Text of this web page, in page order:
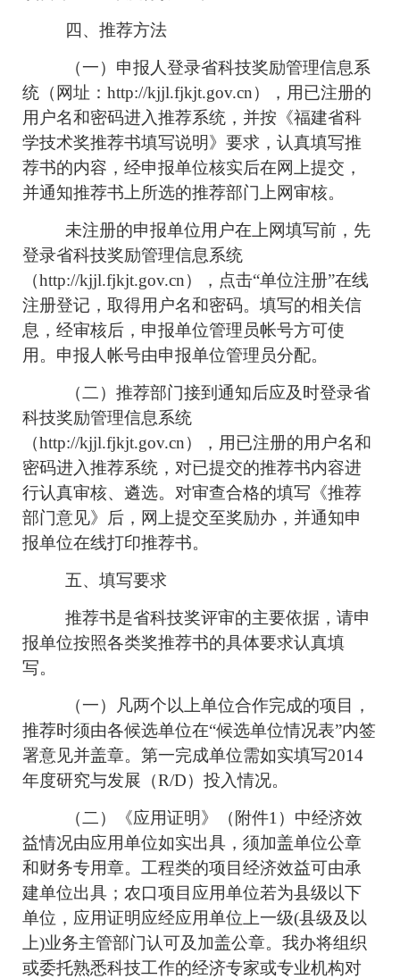
四、推荐方法
（一）申报人登录省科技奖励管理信息系
统（网址：http://kjjl.fjkjt.gov.cn），用已注册的
用户名和密码进入推荐系统，并按《福建省科
学技术奖推荐书填写说明》要求，认真填写推
荐书的内容，经申报单位核实后在网上提交，
并通知推荐书上所选的推荐部门上网审核。
未注册的申报单位用户在上网填写前，先
登录省科技奖励管理信息系统
（http://kjjl.fjkjt.gov.cn），点击“单位注册”在线
注册登记，取得用户名和密码。填写的相关信
息，经审核后，申报单位管理员帐号方可使
用。申报人帐号由申报单位管理员分配。
（二）推荐部门接到通知后应及时登录省
科技奖励管理信息系统
（http://kjjl.fjkjt.gov.cn），用已注册的用户名和
密码进入推荐系统，对已提交的推荐书内容进
行认真审核、遴选。对审查合格的填写《推荐
部门意见》后，网上提交至奖励办，并通知申
报单位在线打印推荐书。
五、填写要求
推荐书是省科技奖评审的主要依据，请申
报单位按照各类奖推荐书的具体要求认真填
写。
（一）凡两个以上单位合作完成的项目，
推荐时须由各候选单位在“候选单位情况表”内签
署意见并盖章。第一完成单位需如实填写2014
年度研究与发展（R/D）投入情况。
（二）《应用证明》（附件1）中经济效
益情况由应用单位如实出具，须加盖单位公章
和财务专用章。工程类的项目经济效益可由承
建单位出具；农口项目应用单位若为县级以下
单位，应用证明应经应用单位上一级(县级及以
上)业务主管部门认可及加盖公章。我办将组织
或委托熟悉科技工作的经济专家或专业机构对